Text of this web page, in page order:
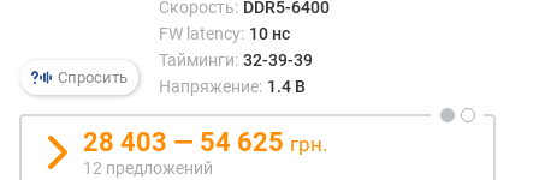
к
д
о
р
о
Спросить
CL38
DDR5-
8000
CL38
Скорость: DDR5-6400
FW latency: 10 нс
Тайминги: 32-39-39
Напряжение: 1.4 В
28 403 — 54 625 грн.
12 предложений